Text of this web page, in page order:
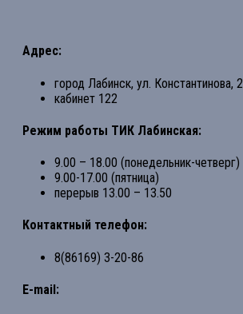
Адрес:
город Лабинск, ул. Константинова, 2
кабинет 122
Режим работы ТИК Лабинская:
9.00 – 18.00 (понедельник-четверг)
9.00-17.00 (пятница)
перерыв 13.00 – 13.50
Контактный телефон:
8(86169) 3-20-86
E-mail: